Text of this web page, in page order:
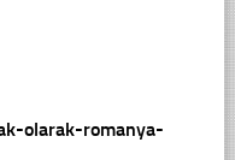
olarak-romanya-